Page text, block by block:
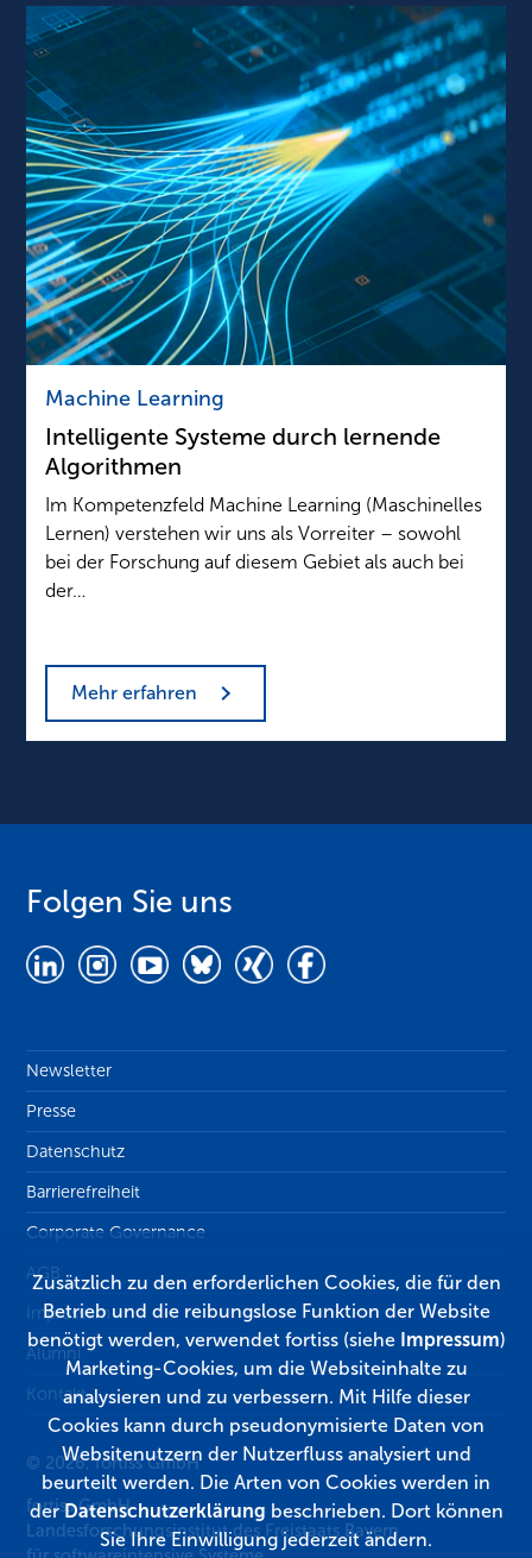
Machine Learning
Intelligente Systeme durch lernende
Algorithmen
Im Kompetenzfeld Machine Learning (Maschinelles
Lernen) verstehen wir uns als Vorreiter – sowohl
bei der Forschung auf diesem Gebiet als auch bei
der…
Mehr erfahren
Folgen Sie uns
Newsletter
Presse
Datenschutz
Barrierefreiheit
Corporate Governance
AGB
Impressum
Alumni
Kontakt
© 2026, fortiss GmbH
fortiss GmbH
Landesforschungsinstitut des Freistaats Bayern
Zusätzlich zu den erforderlichen Cookies, die für den
Betrieb und die reibungslose Funktion der Website
benötigt werden, verwendet fortiss (siehe Impressum)
Marketing-Cookies, um die Websiteinhalte zu
analysieren und zu verbessern. Mit Hilfe dieser
Cookies kann durch pseudonymisierte Daten von
Websitenutzern der Nutzerfluss analysiert und
beurteilt werden. Die Arten von Cookies werden in
derDatenschutzerklärung beschrieben. Dort können
Sie Ihre Einwilligung jederzeit ändern.